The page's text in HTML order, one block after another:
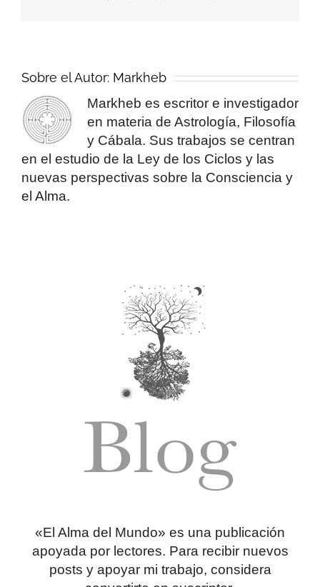
Sobre el Autor: Markheb
Markheb es escritor e investigador
en materia de Astrología, Filosofía
y Cábala. Sus trabajos se centran
en el estudio de la Ley de los Ciclos y las
nuevas perspectivas sobre la Consciencia y
el Alma.
«El Alma del Mundo» es una publicación
apoyada por lectores. Para recibir nuevos
posts y apoyar mi trabajo, considera